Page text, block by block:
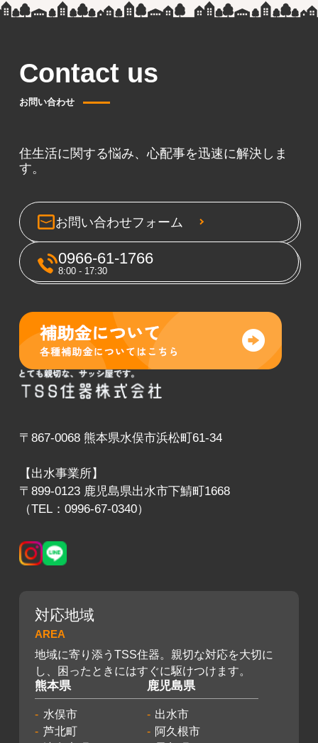
Contact us
お問い合わせ
住生活に関する悩み、心配事を迅速に解決しま
す。
お問い合わせフォーム
0966-61-1766
8:00 - 17:30
〒867-0068 熊本県水俣市浜松町61-34
【出水事業所】
〒899-0123 鹿児島県出水市下鯖町1668
（TEL：0996-67-0340）
対応地域
AREA
地域に寄り添うTSS住器。親切な対応を大切に
し、困ったときにはすぐに駆けつけます。
熊本県
水俣市
芦北町
鹿児島県
出水市
阿久根市